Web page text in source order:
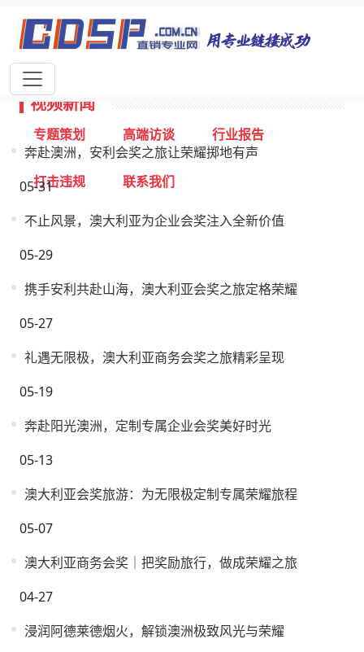
首页 独家报道 行业动态
企业资讯
专题策划 高端访谈 行业报告
打击违规 联系我们
视频新闻
奔赴澳洲，安利会奖之旅让荣耀掷地有声
05-31
不止风景，澳大利亚为企业会奖注入全新价值
05-29
携手安利共赴山海，澳大利亚会奖之旅定格荣耀
05-27
礼遇无限极，澳大利亚商务会奖之旅精彩呈现
05-19
奔赴阳光澳洲，定制专属企业会奖美好时光
05-13
澳大利亚会奖旅游：为无限极定制专属荣耀旅程
05-07
澳大利亚商务会奖｜把奖励旅行，做成荣耀之旅
04-27
浸润阿德莱德烟火，解锁澳洲极致风光与荣耀